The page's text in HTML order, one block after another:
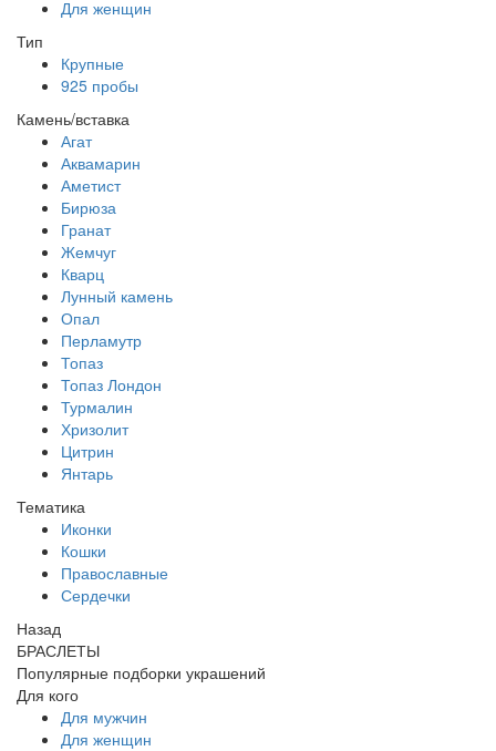
Для женщин
Тип
Крупные
925 пробы
Камень/вставка
Агат
Аквамарин
Аметист
Бирюза
Гранат
Жемчуг
Кварц
Лунный камень
Опал
Перламутр
Топаз
Топаз Лондон
Турмалин
Хризолит
Цитрин
Янтарь
Тематика
Иконки
Кошки
Православные
Сердечки
Назад
БРАСЛЕТЫ
Популярные подборки украшений
Для кого
Для мужчин
Для женщин